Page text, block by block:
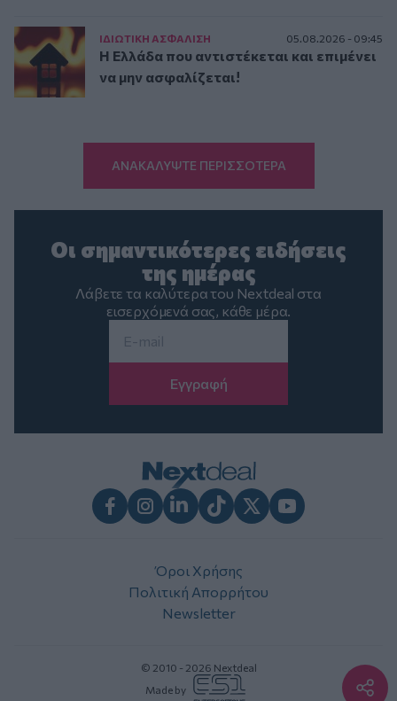
ΙΔΙΩΤΙΚΗ ΑΣΦAΛΙΣΗ 05.08.2026 - 09:45
Η Ελλάδα που αντιστέκεται και επιμένει
να μην ασφαλίζεται!
ΑΝΑΚΑΛΥΨΤΕ ΠΕΡΙΣΣΟΤΕΡΑ
Οι σημαντικότερες ειδήσεις
της ημέρας
Λάβετε τα καλύτερα του Nextdeal στα
εισερχόμενά σας, κάθε μέρα.
Όροι Χρήσης
Πολιτική Απορρήτου
Newsletter
© 2010 - 2026 Nextdeal
Made by